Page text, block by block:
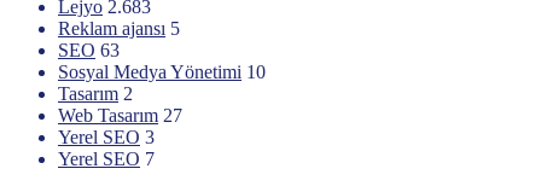
Lejyo 2.683
Reklam ajansı 5
SEO 63
Sosyal Medya Yönetimi 10
Tasarım 2
Web Tasarım 27
Yerel SEO 3
Yerel SEO 7